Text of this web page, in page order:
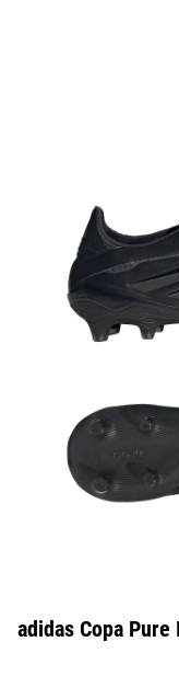
adidas Copa Pure